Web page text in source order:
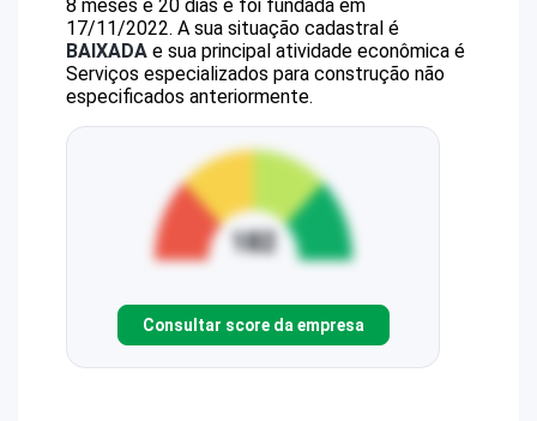
8 meses e 20 dias e foi fundada em
17/11/2022. A sua situação cadastral é
BAIXADA e sua principal atividade econômica é
Serviços especializados para construção não
especificados anteriormente.
Consultar score da empresa